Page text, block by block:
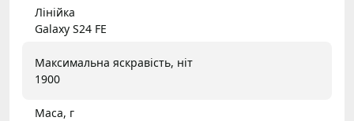
Лінійка
Galaxy S24 FE
Максимальна яскравість, ніт
1900
Маса, г